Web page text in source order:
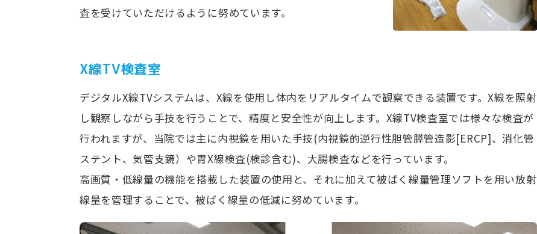
査を受けていただけるように努めています。
X線TV検査室
デジタルX線TVシステムは、X線を使用し体内をリアルタイムで観察できる装置です。X線を照射
し観察しながら手技を行うことで、精度と安全性が向上します。X線TV検査室では様々な検査が
行われますが、当院では主に内視鏡を用いた手技(内視鏡的逆行性胆管膵管造影[ERCP]、消化管
ステント、気管支鏡）や胃X線検査(検診含む)、大腸検査などを行っています。
高画質・低線量の機能を搭載した装置の使用と、それに加えて被ばく線量管理ソフトを用い放射
線量を管理することで、被ばく線量の低減に努めています。